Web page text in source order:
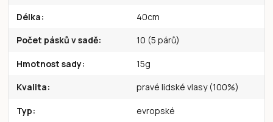
Délka 40cm
Počet pásků v sadě 10 (5 párů)
Hmotnost sady 15g
Kvalita pravé lidské vlasy (100%)
Typ evropské